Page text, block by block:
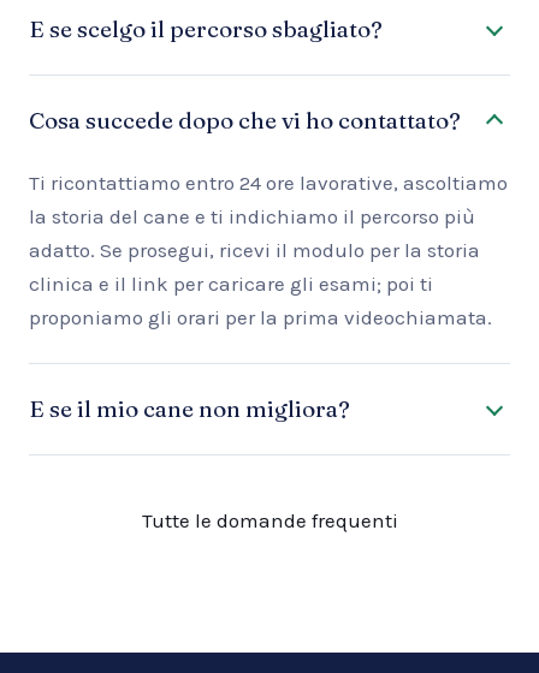
E se scelgo il percorso sbagliato?
Cosa succede dopo che vi ho contattato?
Ti ricontattiamo entro 24 ore lavorative, ascoltiamo
la storia del cane e ti indichiamo il percorso più
adatto. Se prosegui, ricevi il modulo per la storia
clinica e il link per caricare gli esami; poi ti
proponiamo gli orari per la prima videochiamata.
E se il mio cane non migliora?
Tutte le domande frequenti